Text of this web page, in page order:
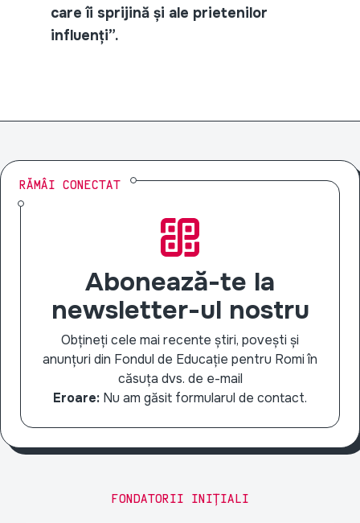
care îi sprijină și ale prietenilor
influenți”.
RĂMÂI CONECTAT
Abonează-te la
newsletter-ul nostru
Obțineți cele mai recente știri, povești și
anunțuri din Fondul de Educație pentru Romi în
căsuța dvs. de e-mail
Eroare: Nu am găsit formularul de contact.
FONDATORII INIȚIALI